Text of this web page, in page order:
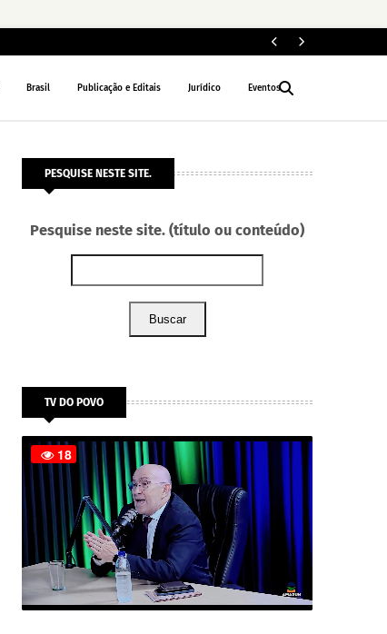
Brasil Publicação e Editais Jurídico Eventos
PESQUISE NESTE SITE.
Pesquise neste site. (título ou conteúdo)
Buscar
TV DO POVO